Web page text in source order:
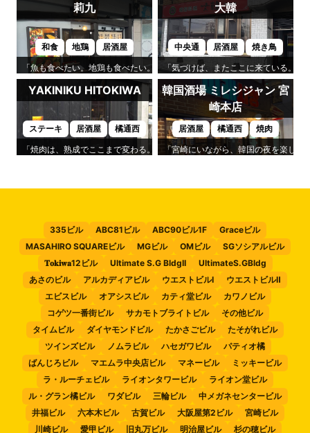
莉九
和食 地鶏
居酒屋
「魚も食べたい。地鶏も食べたい。」そんなわがままを叶えてくれるのが「
大韓
中央通 居酒屋
焼き鳥
「気づけば、またここに来ている。
YAKINIKU HITOKIWA
ステーキ 居酒屋
橘通西
「焼肉は、熟成でここまで変わる。」そんな驚きを味わえるのが「
韓国酒場 ミレシジャン 宮
崎本店
居酒屋 橘通西
焼肉
「宮崎にいながら、韓国の夜を楽し
335ビル ABC81ビル ABC90ビル1F
Graceビル
MASAHIRO SQUAREビル
MGビル OMビル
SGソシアルビル
𝐓𝐨𝐤𝐢𝐰𝐚12ビル
Ultimate S.G BldgII
UltimateS.GBldg
あさのビル
アルカディアビル ウエストビルⅠ
ウエストビルⅡ
エビスビル
オアシスビル カティ堂ビル
カワノビル
コゲツ一番街ビル
サカモトブライトビル
その他ビル
タイムビル
ダイヤモンドビル たかさごビル
たそがれビル
ツインズビル
ノムラビル ハセガワビル
パティオ橘
ばんじろビル
マエムラ中央店ビル マネービル
ミッキービル
ラ・ルーチェビル
ライオンタワービル
ライオン堂ビル
ル・グラン橘ビル
ワダビル 三輪ビル
中メガネセンタービル
井福ビル
六本木ビル 古賀ビル 大阪屋第2ビル
宮崎ビル
川崎ビル
愛甲ビル 旧丸万ビル 明治屋ビル
杉の穂ビル